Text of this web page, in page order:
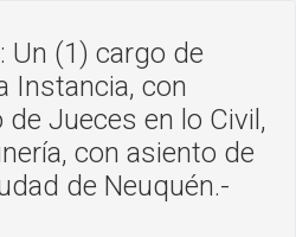
Un (1) cargo de
Instancia, con
Jueces en lo Civil,
con asiento de
de Neuquén.-